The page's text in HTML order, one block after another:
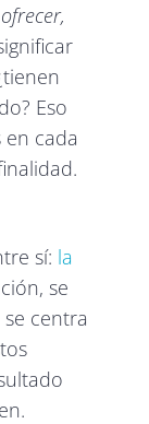
Eso
cada
sí: la
se
centra